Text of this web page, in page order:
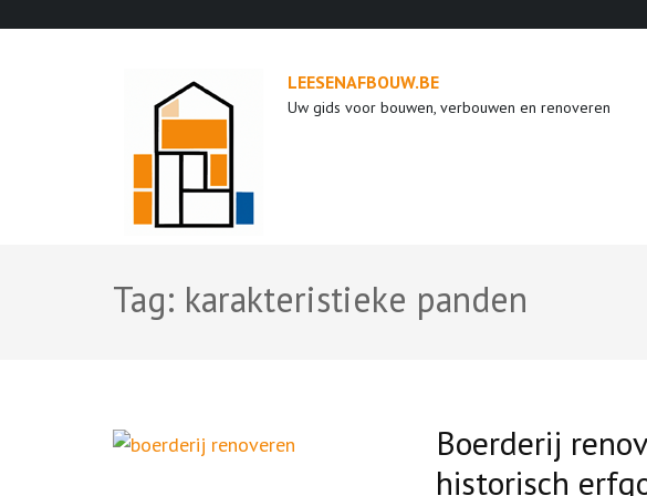
LEESENAFBOUW.BE
Uw gids voor bouwen, verbouwen en renoveren
Tag: karakteristieke panden
Boerderij
historisch